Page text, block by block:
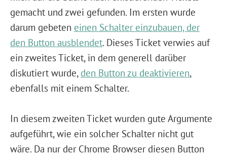
gemacht und zwei gefunden. Im ersten wurde
darum gebeten einen Schalter einzubauen, der
den Button ausblendet. Dieses Ticket verwies auf
ein zweites Ticket, in dem generell darüber
diskutiert wurde, den Button zu deaktivieren,
ebenfalls mit einem Schalter.
In diesem zweiten Ticket wurden gute Argumente
aufgeführt, wie ein solcher Schalter nicht gut
wäre. Da nur der Chrome Browser diesen Button